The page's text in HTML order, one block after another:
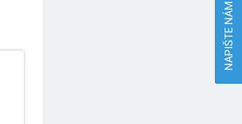
NAPIŠTE NÁM